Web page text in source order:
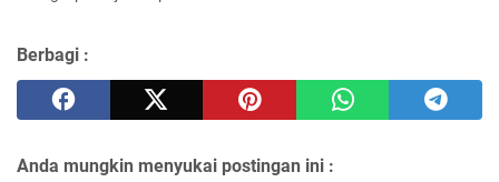
Berbagi :
Anda mungkin menyukai postingan ini :